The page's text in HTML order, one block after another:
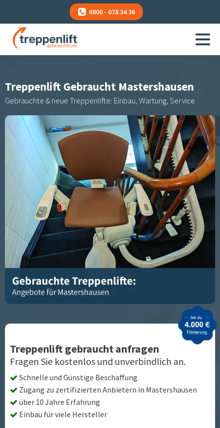
0800 - 078 34 36
Treppenlift Gebraucht Mastershausen
Gebrauchte & neue Treppenlifte: Einbau, Wartung, Service
Treppenlift gebraucht anfragen
Fragen Sie kostenlos und unverbindlich an.
Schnelle und Günstige Beschaffung
Zugang zu zertifizierten Anbietern in Mastershausen
über 10 Jahre Erfahrung
Einbau für viele Hersteller